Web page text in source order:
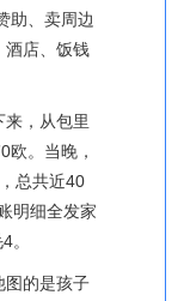
助、卖周边
酒店、饭钱
，从包里
欧。当晚，
总共近40
明细全发家
。
的是孩子